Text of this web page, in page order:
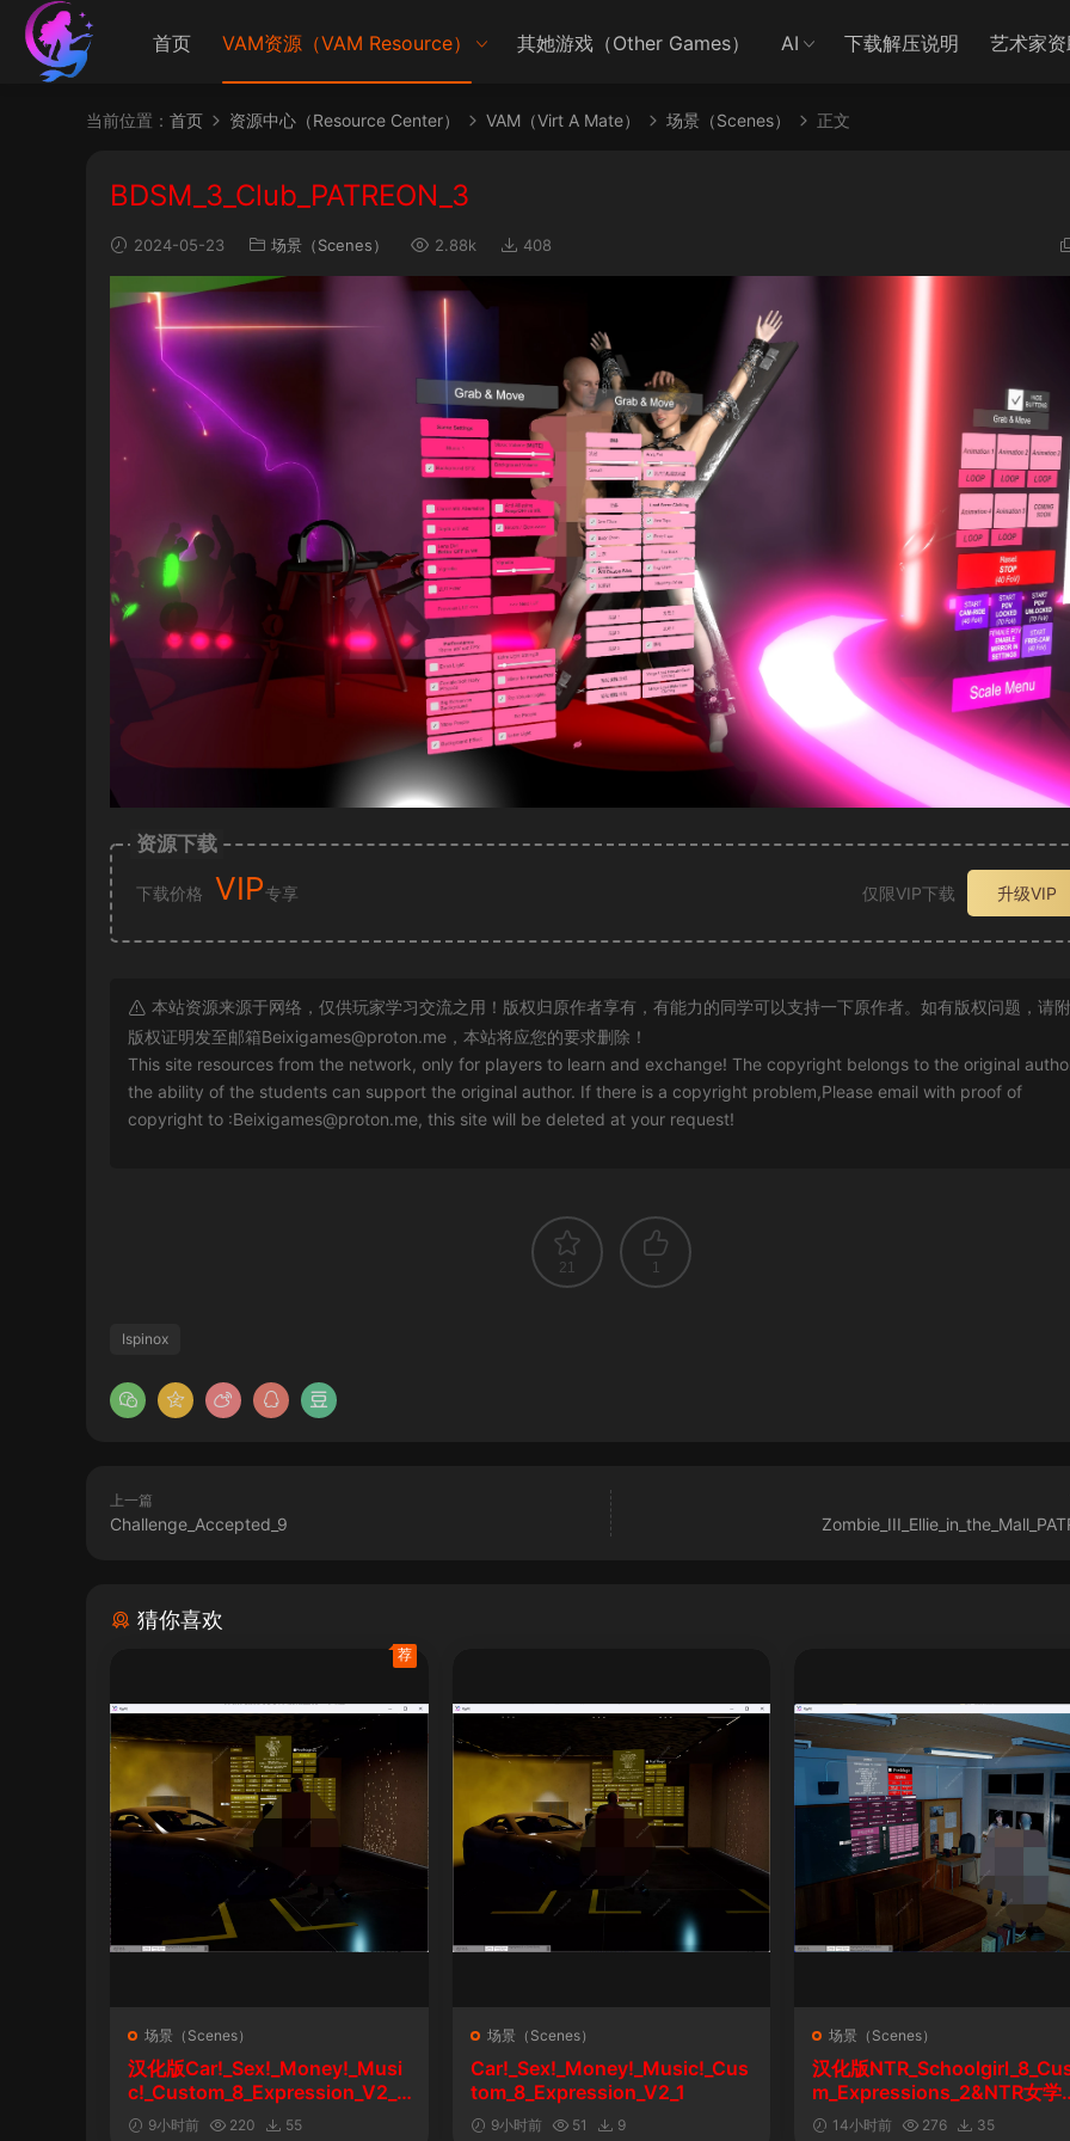
首页 VAM资源（VAM Resource） 其她游戏（Other Games） AI 下载解压说明 艺术家
当前位置： 首页 资源中心（Resource Center） VAM（Virt A Mate） 场景（Scenes） 正文
BDSM_3_Club_PATREON_3
2024-05-23 场景（Scenes） 2.88k 408
资源下载
下载价格 VIP专享 仅限VIP下载 升级VIP
本站资源来源于网络，仅供玩家学习交流之用！版权归原作者享有，有能力的同学可以支持一下原作者。如有版权问题，请
版权证明发至邮箱Beixigames@proton.me ，本站将应您的要求删除！
This site resources from the network, only for players to learn and exchange! The copyright belongs to the original
the ability of the students can support the original author. If there is a copyright problem,Please email with proof of
copyright to :Beixigames@proton.me, this site will be deleted at your request!
21 1
Ispinox
上一篇
Challenge_Accepted_9
猜你喜欢
场景（Scenes）
汉化版Car!_Sex!_Money!_Musi
c!_Custom_8_Expression_V2_1
&车！性！钱！音乐！自定义表情
9小时前 220 55
荐
场景（Scenes）
Car!_Sex!_Money!_Music!_Cus
tom_8_Expression_V2_1
9小时前 51 9
场景（Scenes）
汉化版
m_Expressions_2&NTR女学
自定义表情
14小时前 276 35